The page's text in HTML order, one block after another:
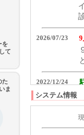
システム情報
を
て
た
ま